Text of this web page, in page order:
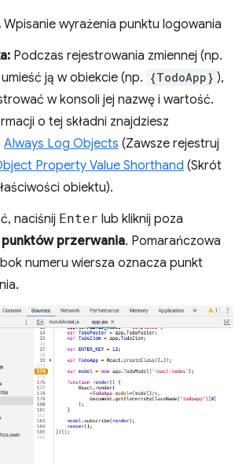
Wpisanie wyrażenia punktu logowania
Podczas rejestrowania zmiennej (np.
ją w obiekcie (np. {TodoApp} ),
w konsoli jej nazwę i wartość.
o tej składni znajdziesz
Always Log Objects (Zawsze rejestruj
Property Value Shorthand (Skrót
obiektu).
naciśnij Enter lub kliknij poza
przerwania. Pomarańczowa
numeru wiersza oznacza punkt